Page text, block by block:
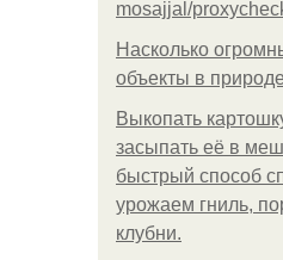
mosajjal/
Насколько
объекты в
Выкопать
засыпать её в
быстрый способ
урожаем гниль,
клубни.